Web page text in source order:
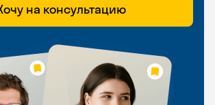
на консультацию